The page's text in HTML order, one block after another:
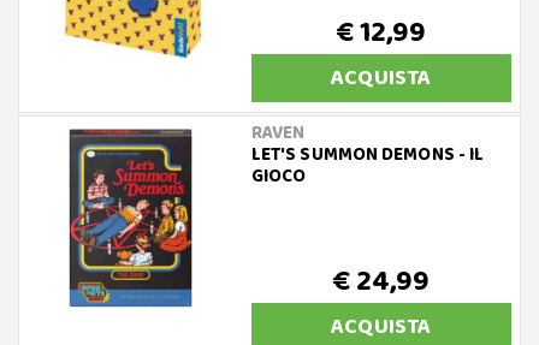
€ 12,99
ACQUISTA
RAVEN
LET'S SUMMON DEMONS - IL
GIOCO
€ 24,99
ACQUISTA